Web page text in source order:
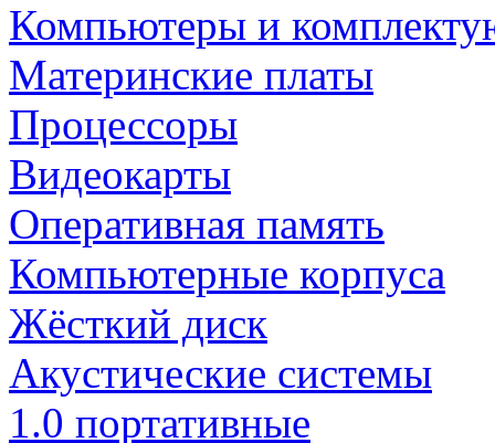
Компьютеры и
Материнские платы
Процессоры
Видеокарты
Оперативная память
Компьютерные корпуса
Жёсткий диск
Акустические системы
1.0 портативные